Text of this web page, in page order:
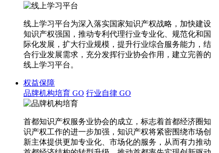
线上学习平台为深入落实国家知识产权战略，加快建设
知识产权强国，推动专利代理行业专业化、规范化和国
际化发展，扩大行业规模，提升行业综合服务能力，结
合行业发展需求，充分发挥行业协会作用，建立完善的
线上学习平台。
权益保障
品牌机构培育 GO 行业自律 GO
首都知识产权服务业协会的成立，标志着首都经济圈知
识产权工作的进一步加强，知识产权将紧密围绕市场创
新主体提供更加专业化、市场化的服务，从而有力推动